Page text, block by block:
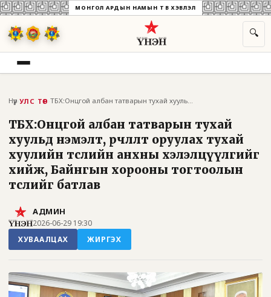
МОНГОЛ АРДЫН НАМЫН ТӨВ ХЭВЛЭЛ
🔍
Нүүр УЛС ТӨР › ТБХ:Онцгой албан татварын тухай хуульд н...
ТБХ:Онцгой албан татварын тухай
хуульд нэмэлт, өөрчлөлт оруулах тухай
хуулийн төслийн анхны хэлэлцүүлгийг
хийж, Байнгын хорооны тогтоолын
төслийг батлав
АДМИН
2026-06-29 19:30
ХУВААЛЦАХ
ЖИРГЭХ